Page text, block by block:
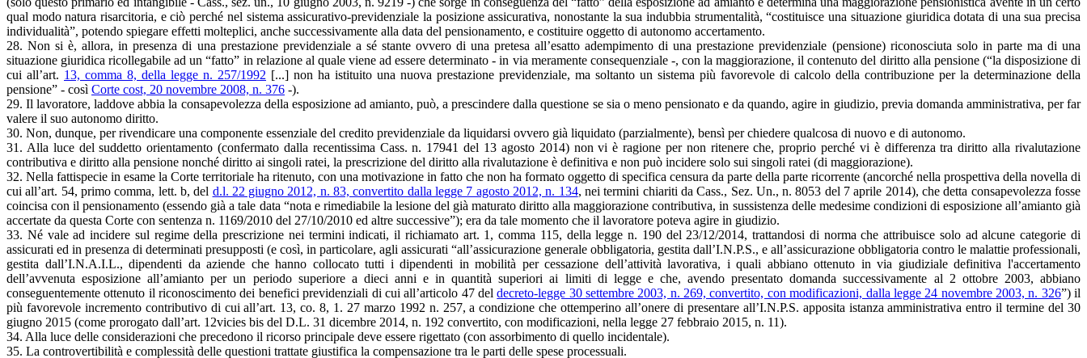
qual modo natura risarcitoria, e ciò perché nel sistema assicurativo-previdenziale la posizione assicurativa, nonostante la sua indubbia strumentalità, “costituisce una situazione giuridica dotata di una sua precisa
individualità”, potendo spiegare effetti molteplici, anche successivamente alla data del pensionamento, e costituire oggetto di autonomo accertamento.
28. Non si è, allora, in presenza di una prestazione previdenziale a sé stante ovvero di una pretesa all’esatto adempimento di una prestazione previdenziale (pensione) riconosciuta solo in parte ma di una
situazione giuridica ricollegabile ad un “fatto” in relazione al quale viene ad essere determinato - in via meramente consequenziale -, con la maggiorazione, il contenuto del diritto alla pensione (“la disposizione di
cui all’art. 13, comma 8, della legge n. 257/1992 [...] non ha istituito una nuova prestazione previdenziale, ma soltanto un sistema più favorevole di calcolo della contribuzione per la determinazione della
pensione” - così Corte cost, 20 novembre 2008, n. 376 -).
29. Il lavoratore, laddove abbia la consapevolezza della esposizione ad amianto, può, a prescindere dalla questione se sia o meno pensionato e da quando, agire in giudizio, previa domanda amministrativa, per far
valere il suo autonomo diritto.
30. Non, dunque, per rivendicare una componente essenziale del credito previdenziale da liquidarsi ovvero già liquidato (parzialmente), bensì per chiedere qualcosa di nuovo e di autonomo.
31. Alla luce del suddetto orientamento (confermato dalla recentissima Cass. n. 17941 del 13 agosto 2014) non vi è ragione per non ritenere che, proprio perché vi è differenza tra diritto alla rivalutazione
contributiva e diritto alla pensione nonché diritto ai singoli ratei, la prescrizione del diritto alla rivalutazione è definitiva e non può incidere solo sui singoli ratei (di maggiorazione).
32. Nella fattispecie in esame la Corte territoriale ha ritenuto, con una motivazione in fatto che non ha formato oggetto di specifica censura da parte della parte ricorrente (ancorché nella prospettiva della novella di
cui all’art. 54, primo comma, lett. b, del d.l. 22 giugno 2012, n. 83, convertito dalla legge 7 agosto 2012, n. 134, nei termini chiariti da Cass., Sez. Un., n. 8053 del 7 aprile 2014), che detta consapevolezza fosse
coincisa con il pensionamento (essendo già a tale data “nota e rimediabile la lesione del già maturato diritto alla maggiorazione contributiva, in sussistenza delle medesime condizioni di esposizione all’amianto già
accertate da questa Corte con sentenza n. 1169/2010 del 27/10/2010 ed altre successive”); era da tale momento che il lavoratore poteva agire in giudizio.
33. Né vale ad incidere sul regime della prescrizione nei termini indicati, il richiamato art. 1, comma 115, della legge n. 190 del 23/12/2014, trattandosi di norma che attribuisce solo ad alcune categorie di
assicurati ed in presenza di determinati presupposti (e così, in particolare, agli assicurati “all’assicurazione generale obbligatoria, gestita dall’I.N.P.S., e all’assicurazione obbligatoria contro le malattie professionali,
gestita dall’I.N.A.I.L., dipendenti da aziende che hanno collocato tutti i dipendenti in mobilità per cessazione dell’attività lavorativa, i quali abbiano ottenuto in via giudiziale definitiva l'accertamento
dell’avvenuta esposizione all’amianto per un periodo superiore a dieci anni e in quantità superiori ai limiti di legge e che, avendo presentato domanda successivamente al 2 ottobre 2003, abbiano
conseguentemente ottenuto il riconoscimento dei benefici previdenziali di cui all’articolo 47 deldecreto-legge 30 settembre 2003, n. 269, convertito, con modificazioni, dalla legge 24 novembre 2003, n. 326”) il
più favorevole incremento contributivo di cui all’art. 13, co. 8, 1. 27 marzo 1992 n. 257, a condizione che ottemperino all’onere di presentare all’I.N.P.S. apposita istanza amministrativa entro il termine del 30
giugno 2015 (come prorogato dall’art. 12vicies bis del D.L. 31 dicembre 2014, n. 192 convertito, con modificazioni, nella legge 27 febbraio 2015, n. 11).
34. Alla luce delle considerazioni che precedono il ricorso principale deve essere rigettato (con assorbimento di quello incidentale).
35. La controvertibilità e complessità delle questioni trattate giustifica la compensazione tra le parti delle spese processuali.